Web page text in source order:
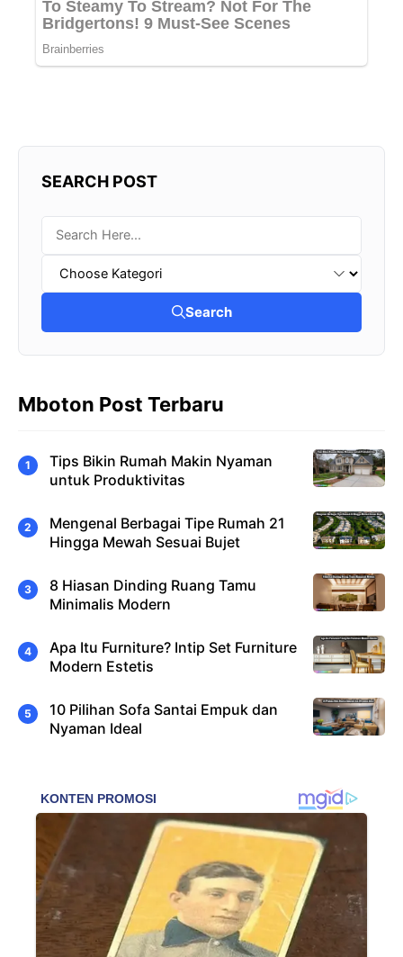
SEARCH POST
Search
Mboton Post Terbaru
Tips Bikin Rumah Makin Nyaman
untuk Produktivitas
Mengenal Berbagai Tipe Rumah 21
Hingga Mewah Sesuai Bujet
8 Hiasan Dinding Ruang Tamu
Minimalis Modern
Apa Itu Furniture? Intip Set Furniture
Modern Estetis
10 Pilihan Sofa Santai Empuk dan
Nyaman Ideal